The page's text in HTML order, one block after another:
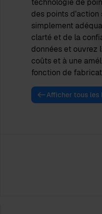
technologie de
des points d'action
simplement
clarté et de la
données et ouvrez
coûts et à une
fonction de
Afficher tous les